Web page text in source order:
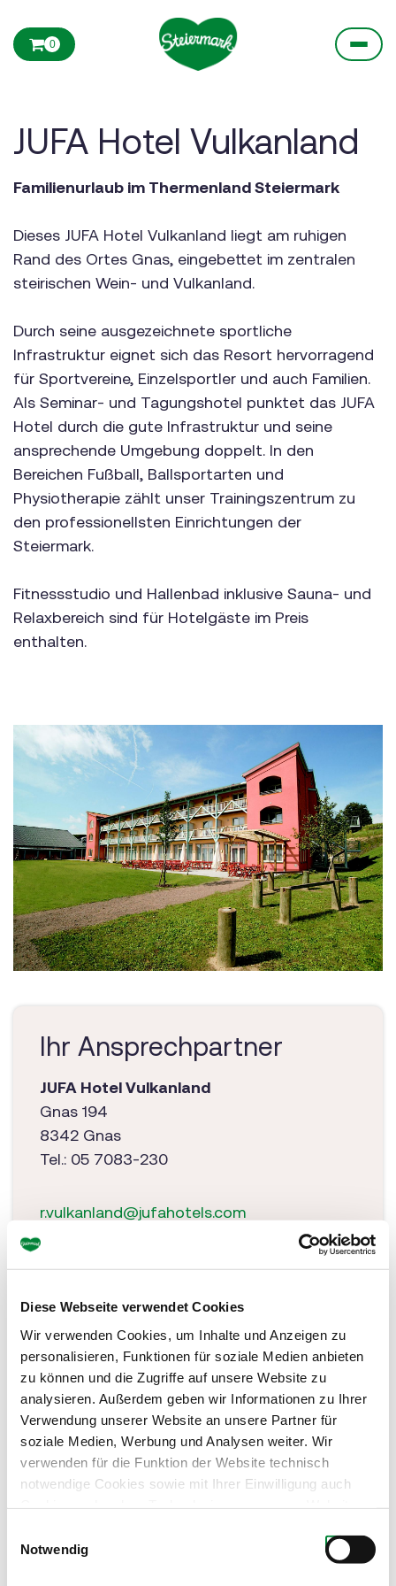
Diese Webseite verwendet Cookies
Wir verwenden Cookies, um Inhalte und Anzeigen zu
personalisieren, Funktionen für soziale Medien anbieten
zu können und die Zugriffe auf unsere Website zu
analysieren. Außerdem geben wir Informationen zu Ihrer
Verwendung unserer Website an unsere Partner für
soziale Medien, Werbung und Analysen weiter. Wir
verwenden für die Funktion der Website technisch
notwendige Cookies sowie mit Ihrer Einwilligung auch
zu personalisieren, Funktionen für soziale Medien
anbieten zu können, externe Inhalte einzubinden und
Notwendig
0
JUFA Hotel Vulkanland
Familienurlaub im Thermenland Steiermark
Dieses JUFA Hotel Vulkanland liegt am ruhigen
Rand des Ortes Gnas, eingebettet im zentralen
steirischen Wein- und Vulkanland.
Durch seine ausgezeichnete sportliche
Infrastruktur eignet sich das Resort hervorragend
für Sportvereine, Einzelsportler und auch Familien.
Als Seminar- und Tagungshotel punktet das JUFA
Hotel durch die gute Infrastruktur und seine
ansprechende Umgebung doppelt. In den
Bereichen Fußball, Ballsportarten und
Physiotherapie zählt unser Trainingszentrum zu
den professionellsten Einrichtungen der
Steiermark.
Fitnessstudio und Hallenbad inklusive Sauna- und
Relaxbereich sind für Hotelgäste im Preis
enthalten.
Ihr Ansprechpartner
JUFA Hotel Vulkanland
Gnas 194
8342 Gnas
Tel.: 05 7083-230
r.vulkanland@jufahotels.com
jufahotels.com/vulkanland